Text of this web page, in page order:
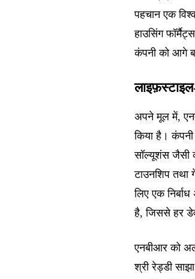
पहचान एक
हाउसिंग
कंपनी को आगे
अपने मूल में,
किया है।
सॉल्यूशंस जैसी
टाउनशिप तथा
लिए एक
है, जिससे हर
एनबीआर को
श्री रेड्डी